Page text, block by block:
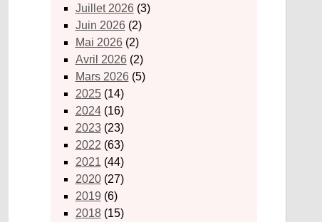
juillet 2026(3)
juin 2026(2)
mai 2026(2)
avril 2026(2)
mars 2026(5)
2025(14)
2024(16)
2023(23)
2022 (63)
2021 (44)
2020(27)
2019 (6)
2018(15)